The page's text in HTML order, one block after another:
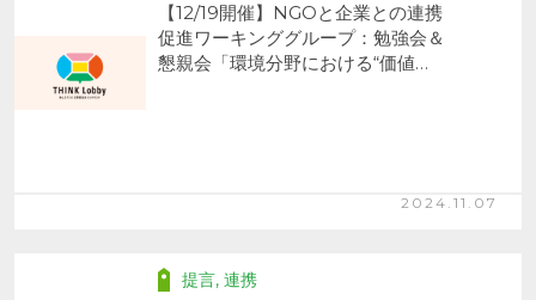
2024.11.07
【12/19開催】NGOと企業との連携
促進ワーキンググループ：勉強会＆
懇親会「環境分野における“価値…
提言, 連携